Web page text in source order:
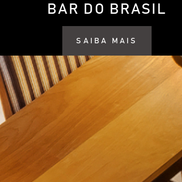
BAR DO BRASIL
SAIBA MAIS